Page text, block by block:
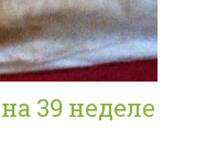
39 неделе